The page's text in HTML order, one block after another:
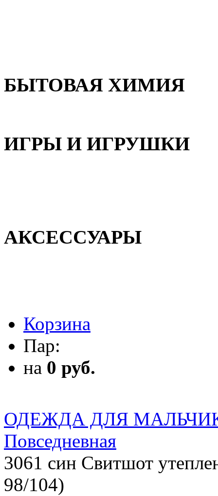
БЫТОВАЯ ХИМИЯ
ИГРЫ И ИГРУШКИ
АКСЕССУАРЫ
Корзина
Пар:
на 0 руб.
ОДЕЖДА ДЛЯ
Повседневная
3061 син Свитшот
98/104)